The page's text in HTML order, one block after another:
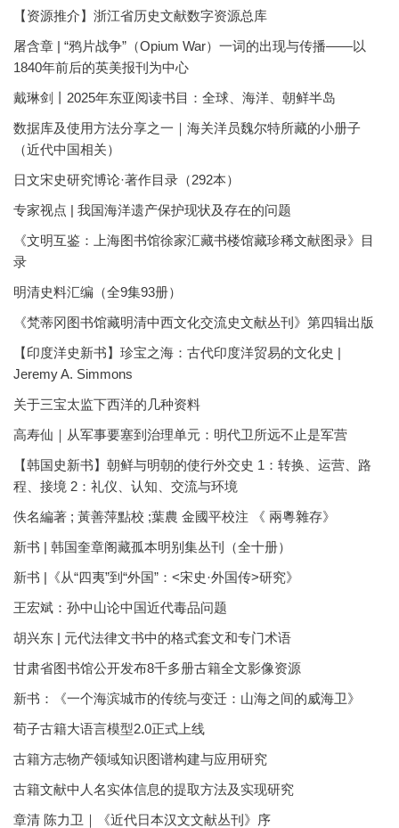
【资源推介】浙江省历史文献数字资源总库
屠含章 | “鸦片战争”（Opium War）一词的出现与传播——以
1840年前后的英美报刊为中心
戴琳剑丨2025年东亚阅读书目：全球、海洋、朝鲜半岛
数据库及使用方法分享之一｜海关洋员魏尔特所藏的小册子
（近代中国相关）
日文宋史研究博论·著作目录（292本）
专家视点 | 我国海洋遗产保护现状及存在的问题
《文明互鉴：上海图书馆徐家汇藏书楼馆藏珍稀文献图录》目
录
明清史料汇编（全9集93册）
《梵蒂冈图书馆藏明清中西文化交流史文献丛刊》第四辑出版
【印度洋史新书】珍宝之海：古代印度洋贸易的文化史 |
Jeremy A. Simmons
关于三宝太监下西洋的几种资料
高寿仙｜从军事要塞到治理单元：明代卫所远不止是军营
【韩国史新书】朝鲜与明朝的使行外交史 1：转换、运营、路
程、接境 2：礼仪、认知、交流与环境
佚名編著 ; 黃善萍點校 ;葉農 金國平校注 《 兩粵雜存》
新书 | 韩国奎章阁藏孤本明别集丛刊（全十册）
新书 |《从“四夷”到“外国”：<宋史·外国传>研究》
王宏斌：孙中山论中国近代毒品问题
胡兴东 | 元代法律文书中的格式套文和专门术语
甘肃省图书馆公开发布8千多册古籍全文影像资源
新书：《一个海滨城市的传统与变迁：山海之间的威海卫》
荀子古籍大语言模型2.0正式上线
古籍方志物产领域知识图谱构建与应用研究
古籍文献中人名实体信息的提取方法及实现研究
章清 陈力卫｜《近代日本汉文文献丛刊》序